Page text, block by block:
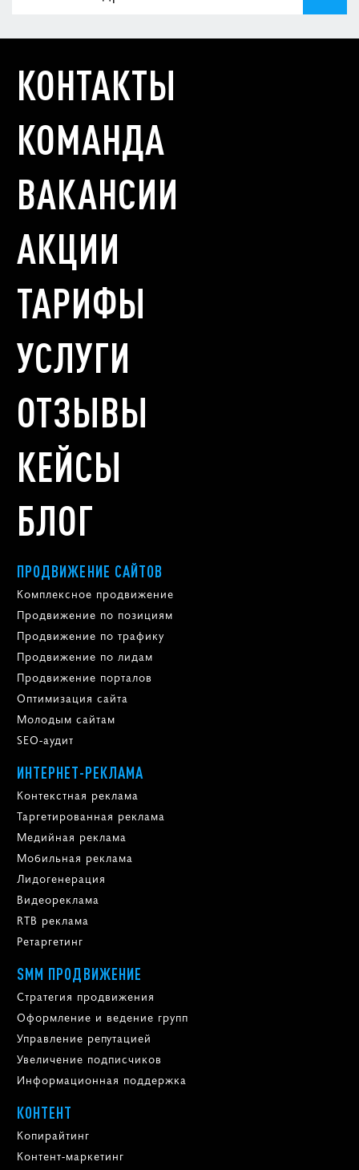
КОНТАКТЫ
КОМАНДА
ВАКАНСИИ
АКЦИИ
ТАРИФЫ
УСЛУГИ
ОТЗЫВЫ
КЕЙСЫ
БЛОГ
ПРОДВИЖЕНИЕ САЙТОВ
Комплексное продвижение
Продвижение по позициям
Продвижение по трафику
Продвижение по лидам
Продвижение порталов
Оптимизация сайта
Молодым сайтам
SEO-аудит
ИНТЕРНЕТ-РЕКЛАМА
Контекстная реклама
Таргетированная реклама
Медийная реклама
Мобильная реклама
Лидогенерация
Видеореклама
RTB реклама
Ретаргетинг
SMM ПРОДВИЖЕНИЕ
Стратегия продвижения
Оформление и ведение групп
Управление репутацией
Увеличение подписчиков
Информационная поддержка
КОНТЕНТ
Копирайтинг
Контент-маркетинг